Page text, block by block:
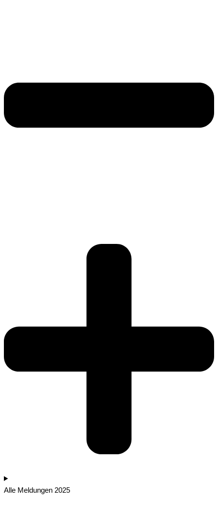
Alle Meldungen 2025